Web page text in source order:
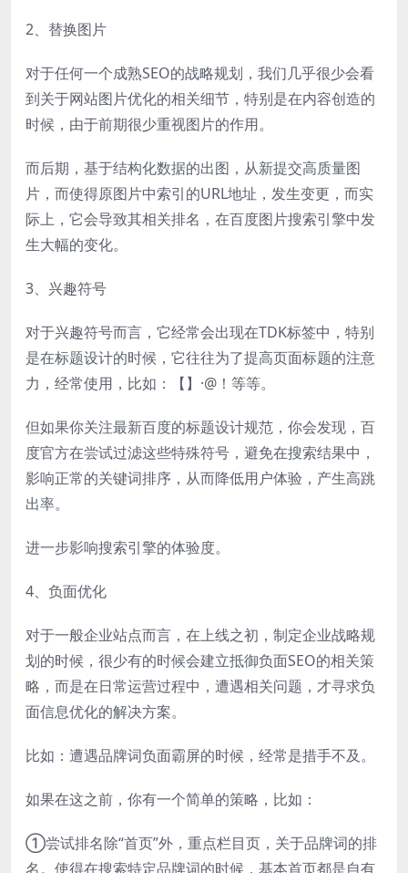
2、替换图片
对于任何一个成熟SEO的战略规划，我们几乎很少会看
到关于网站图片优化的相关细节，特别是在内容创造的
时候，由于前期很少重视图片的作用。
而后期，基于结构化数据的出图，从新提交高质量图
片，而使得原图片中索引的URL地址，发生变更，而实
际上，它会导致其相关排名，在百度图片搜索引擎中发
生大幅的变化。
3、兴趣符号
对于兴趣符号而言，它经常会出现在TDK标签中，特别
是在标题设计的时候，它往往为了提高页面标题的注意
力，经常使用，比如：【】·@！等等。
但如果你关注最新百度的标题设计规范，你会发现，百
度官方在尝试过滤这些特殊符号，避免在搜索结果中，
影响正常的关键词排序，从而降低用户体验，产生高跳
出率。
进一步影响搜索引擎的体验度。
4、负面优化
对于一般企业站点而言，在上线之初，制定企业战略规
划的时候，很少有的时候会建立抵御负面SEO的相关策
略，而是在日常运营过程中，遭遇相关问题，才寻求负
面信息优化的解决方案。
比如：遭遇品牌词负面霸屏的时候，经常是措手不及。
如果在这之前，你有一个简单的策略，比如：
①尝试排名除“首页”外，重点栏目页，关于品牌词的排
名。使得在搜索特定品牌词的时候，基本首页都是自有